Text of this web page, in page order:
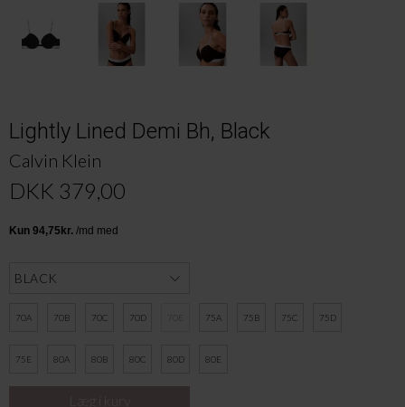
Lightly Lined Demi Bh, Black
Calvin Klein
DKK 379,00
70A 70B 70C 70D 75A 75B 75C 75D
75E 80A 80B 80C 80D 80E